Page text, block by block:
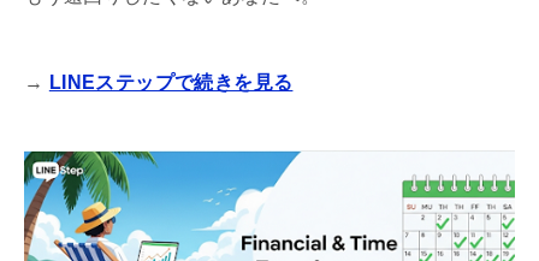
→ LINEステップで続きを見る